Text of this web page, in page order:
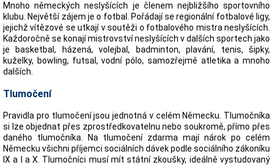
Mnoho německých neslyšících je členem nejbližšího sportovního
klubu. Největší zájem je o fotbal. Pořádají se regionální fotbalové ligy,
jejichž vítězové se utkají v soutěži o fotbalového mistra neslyšících.
Každoročně se konají mistrovství neslyšících v dalších sportech jako
je basketbal, házená, volejbal, badminton, plavání, tenis, šipky,
kuželky, bowling, futsal, vodní pólo, samozřejmě atletika a mnoho
dalších.
Tlumočení
Pravidla pro tlumočení jsou jednotná v celém Německu. Tlumočníka
si lze objednat přes zprostředkovatelnu nebo soukromě, přímo přes
daného tlumočníka. Na tlumočení zdarma mají nárok po celém
Německu všichni příjemci sociálních dávek podle sociálního zákoníku
IX a I a X. Tlumočníci musí mít státní zkoušky, ideálně vystudovaný